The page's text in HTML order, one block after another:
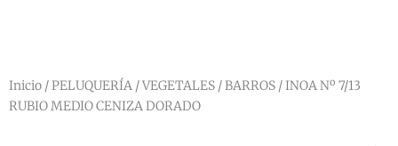
Inicio /PELUQUERÍA /VEGETALES / BARROS / INOA Nº 7/13
RUBIO MEDIO CENIZA DORADO